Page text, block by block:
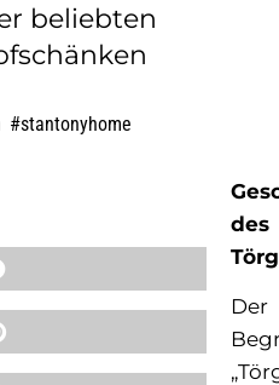
beliebten
stantonyhome
des
Der